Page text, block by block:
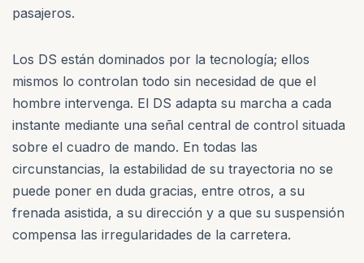
pasajeros.
Los DS están dominados por la tecnología; ellos
mismos lo controlan todo sin necesidad de que el
hombre intervenga. El DS adapta su marcha a cada
instante mediante una señal central de control situada
sobre el cuadro de mando. En todas las
circunstancias, la estabilidad de su trayectoria no se
puede poner en duda gracias, entre otros, a su
frenada asistida, a su dirección y a que su suspensión
compensa las irregularidades de la carretera.